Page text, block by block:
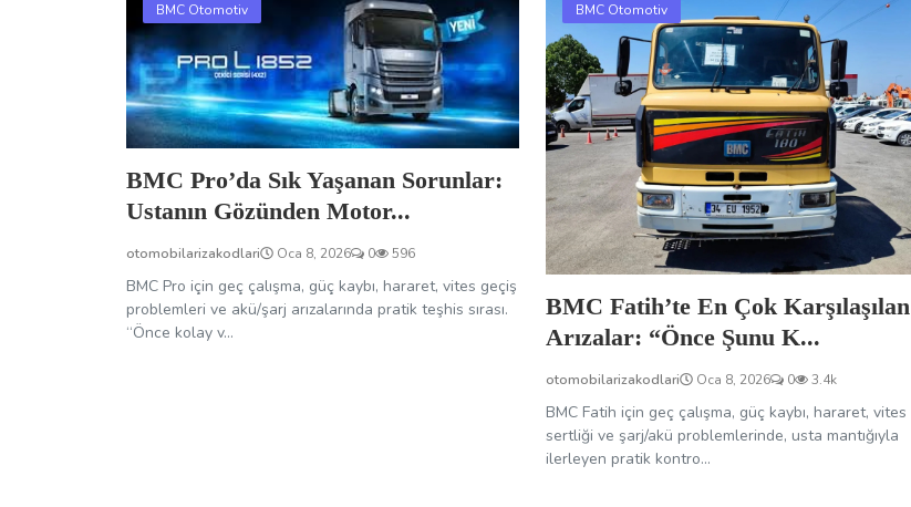
BMC Otomotiv
BMC Pro’da Sık Yaşanan Sorunlar:
Ustanın Gözünden Motor...
otomobilarizakodlari Oca 8, 2026 0 596
BMC Pro için geç çalışma, güç kaybı, hararet, vites geçiş
problemleri ve akü/şarj arızalarında pratik teşhis sırası.
“Önce kolay v...
BMC Otomotiv
BMC Fatih’te En Çok Karşılaşılan
Arızalar: “Önce Şunu K...
otomobilarizakodlari Oca 8, 2026 0 3.4k
BMC Fatih için geç çalışma, güç kaybı, hararet, vites
sertliği ve şarj/akü problemlerinde, usta mantığıyla
ilerleyen pratik kontro...